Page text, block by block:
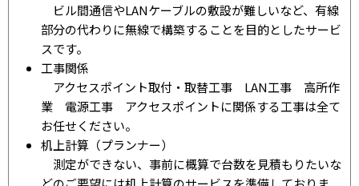
ビル間通信やLANケーブルの敷設が難しいなど、有線
部分の代わりに無線で構築することを目的としたサービ
スです。
工事関係
アクセスポイント取付・取替工事 LAN工事 高所作
業 電源工事 アクセスポイントに関係する工事は全て
お任せください。
机上計算（プランナー）
測定ができない、事前に概算で台数を見積もりたいな